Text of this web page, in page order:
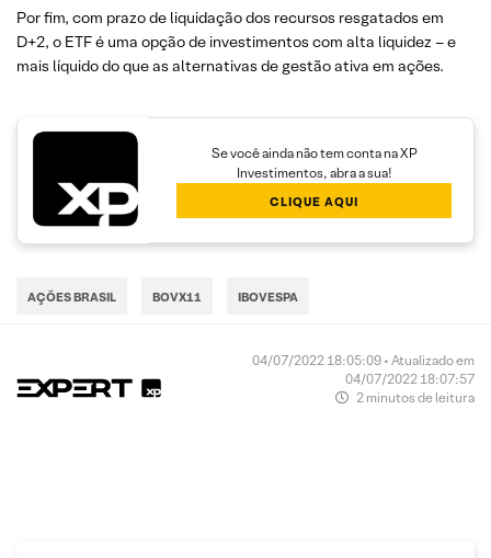
Por fim, com prazo de liquidação dos recursos resgatados em
D+2, o ETF é uma opção de investimentos com alta liquidez – e
mais líquido do que as alternativas de gestão ativa em ações.
Se você ainda não tem conta na XP
Investimentos, abra a sua!
CLIQUE AQUI
AÇÕES BRASIL BOVX11 IBOVESPA
04/07/2022 18:05:09 • Atualizado em
04/07/2022 18:07:57
2 minutos de leitura